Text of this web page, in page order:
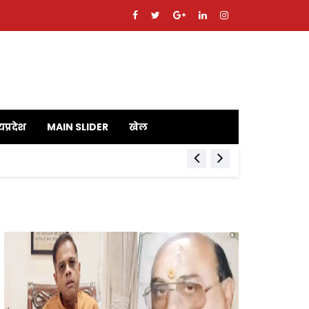
MAIN SLIDER खेल